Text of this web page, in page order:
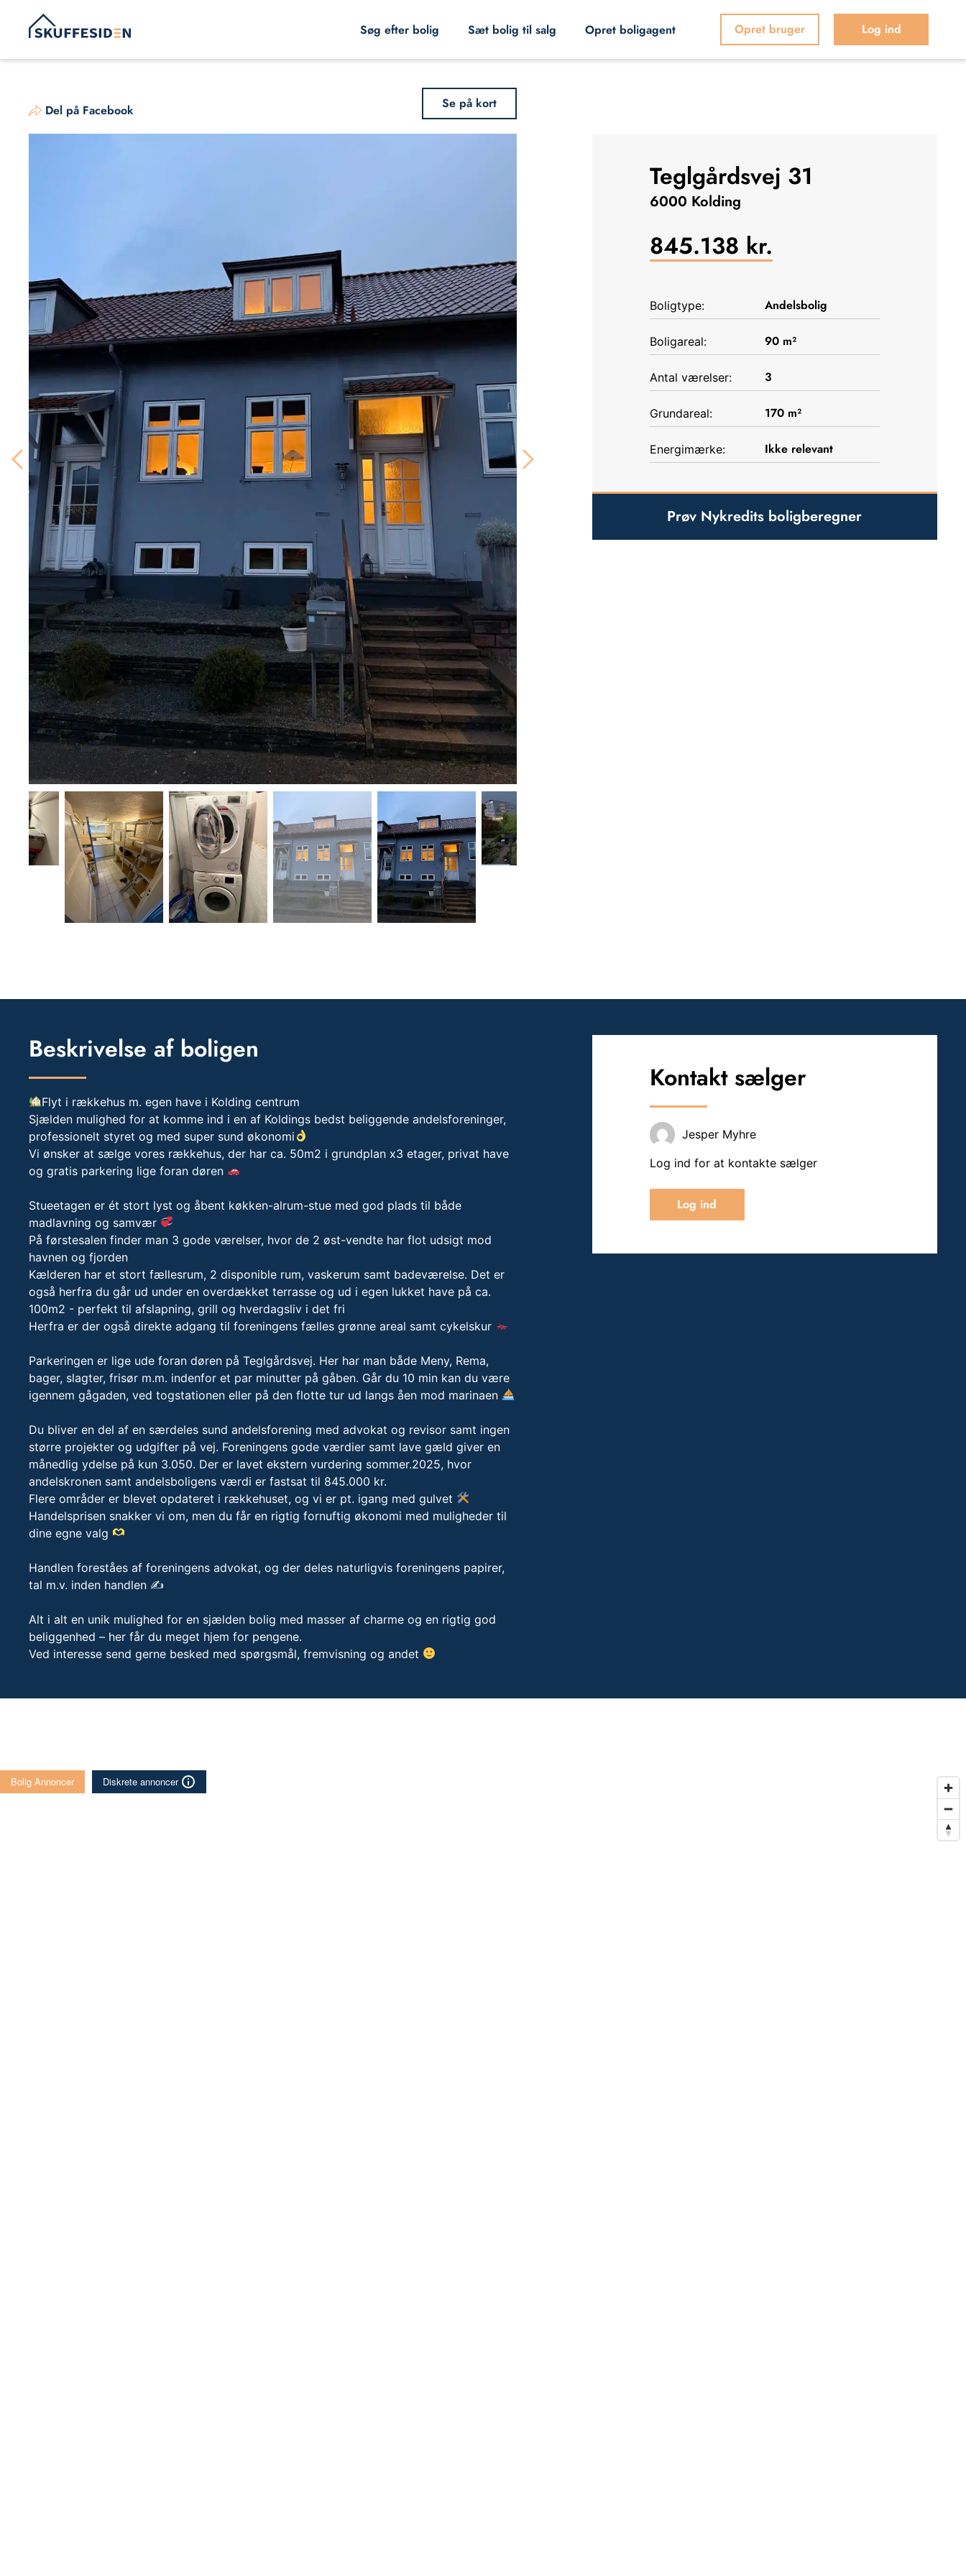
indhold
Opret bruger Log ind
Søg efter bolig Sæt bolig til salg Opret boligagent
Del på Facebook Se på kort
Teglgårdsvej 31
6000 Kolding
845.138 kr.
Boligtype: Andelsbolig
Boligareal: 90m²
Antal værelser: 3
Grundareal: 170m²
Energimærke: Ikke relevant
Prøv Nykredits boligberegner
Beskrivelse af boligen
Flyt i rækkehus m. egen have i Kolding centrum
Sjælden mulighed for at komme ind i en af Koldings bedst beliggende andelsforeninger,
professionelt styret og med super sund økonomi
Vi ønsker at sælge vores rækkehus, der har ca. 50m2 i grundplan x3 etager, privat have
og gratis parkering lige foran døren
Stueetagen er ét stort lyst og åbent køkken-alrum-stue med god plads til både
madlavning og samvær
På førstesalen finder man 3 gode værelser, hvor de 2 øst-vendte har flot udsigt mod
havnen og fjorden
Kælderen har et stort fællesrum, 2 disponible rum, vaskerum samt badeværelse. Det er
også herfra du går ud under en overdækket terrasse og ud i egen lukket have på ca.
100m2 - perfekt til afslapning, grill og hverdagsliv i det fri
Herfra er der også direkte adgang til foreningens fælles grønne areal samt cykelskur
Parkeringen er lige ude foran døren på Teglgårdsvej. Her har man både Meny, Rema,
bager, slagter, frisør m.m. indenfor et par minutter på gåben. Går du 10 min kan du være
igennem gågaden, ved togstationen eller på den flotte tur ud langs åen mod marinaen
Du bliver en del af en særdeles sund andelsforening med advokat og revisor samt ingen
større projekter og udgifter på vej. Foreningens gode værdier samt lave gæld giver en
månedlig ydelse på kun 3.050. Der er lavet ekstern vurdering sommer.2025, hvor
andelskronen samt andelsboligens værdi er fastsat til 845.000 kr.
Flere områder er blevet opdateret i rækkehuset, og vi er pt. igang med gulvet
Handelsprisen snakker vi om, men du får en rigtig fornuftig økonomi med muligheder til
dine egne valg
Handlen foreståes af foreningens advokat, og der deles naturligvis foreningens papirer,
tal m.v. inden handlen ✍️
Alt i alt en unik mulighed for en sjælden bolig med masser af charme og en rigtig god
beliggenhed – her får du meget hjem for pengene.
Ved interesse send gerne besked med spørgsmål, fremvisning og andet
Kontakt sælger
Jesper Myhre
Log ind for at kontakte sælger
Log ind
Bolig Annoncer Diskrete annoncer